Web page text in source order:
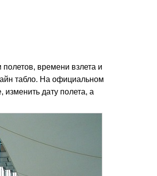
времени взлета и
табло. На официальном
изменить дату полета, а